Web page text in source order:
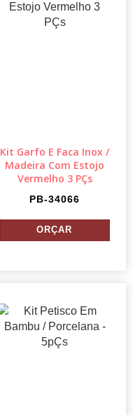
Kit Garfo E Faca Inox /
Madeira Com Estojo
Vermelho 3 PÇs
PB-34066